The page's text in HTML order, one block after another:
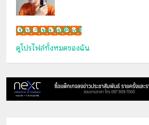
เน็กซ์ วรพล ลิ่มศิริวงศ์
ดูโปรไฟล์ทั้งหมดของฉัน